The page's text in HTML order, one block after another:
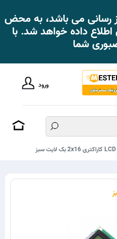
رسانی می باشد، به محض
داده خواهد شد. با
شما
ورود
LCD کاراکتری 2x16 بک لایت سبز